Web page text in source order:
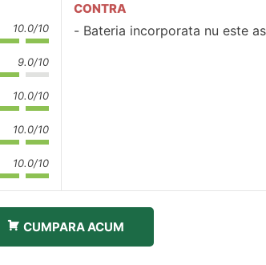
10.0/10
9.0/10
10.0/10
10.0/10
10.0/10
CONTRA
Bateria incorporata nu este
CUMPARA ACUM